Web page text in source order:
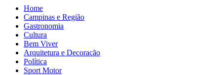
Home
Campinas e Região
Gastronomia
Cultura
Bem Viver
Arquitetura e Decoração
Política
Sport Motor